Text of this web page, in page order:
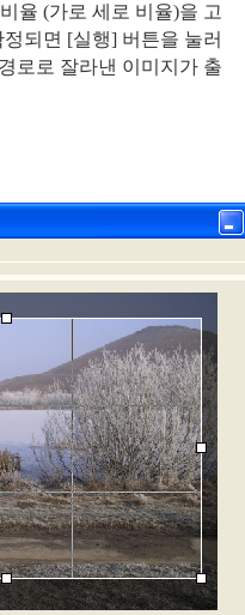
율 (가로 세로 비율)을 고
되면 [실행] 버튼을 눌러
로로 잘라낸 이미지가 출